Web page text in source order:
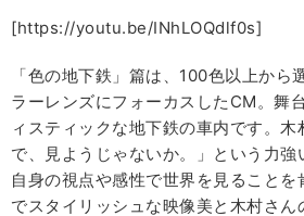
[https://youtu.be/INhLOQdlf0s]
「色の地下鉄」篇は、100色以上から
ラーレンズにフォーカスしたCM。舞
ィスティックな地下鉄の車内です。
で、見ようじゃないか。」という力強
自身の視点や感性で世界を見ること
でスタイリッシュな映像美と木村さん